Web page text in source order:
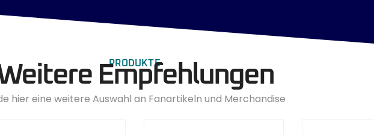
PRODUKTE
Empfehlungen
hier eine weitere Auswahl an Fanartikeln und Merchandise